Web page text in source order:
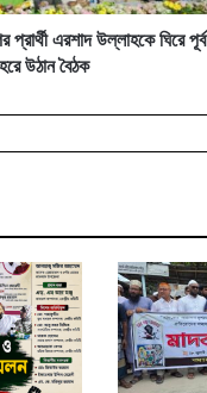
এরশাদ উল্লাহকে ঘিরে পূর্ব
উঠান বৈঠক